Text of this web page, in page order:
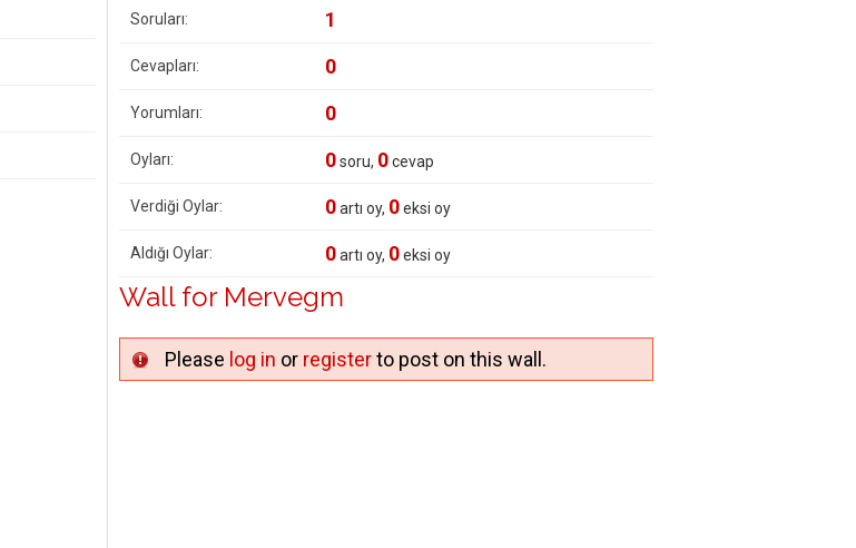
Soruları: 1
Cevapları: 0
Yorumları: 0
Oyları: 0soru, 0cevap
Verdiği Oylar: 0artı oy, 0eksi oy
Aldığı Oylar: 0artı oy, 0eksi oy
Wall for Mervegm
Please log in or registerto post on this wall.